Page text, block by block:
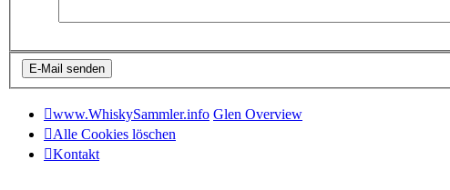
www.WhiskySammler.info Glen Overview
Alle Cookies löschen
Kontakt